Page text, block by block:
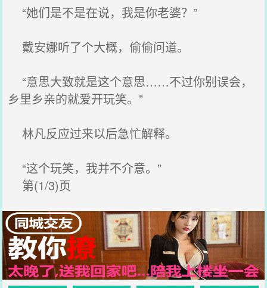
“她们是不是在说，我是你老婆？”
戴安娜听了个大概，偷偷问道。
“意思大致就是这个意思……不过你别误会，
乡里乡亲的就爱开玩笑。”
林凡反应过来以后急忙解释。
“这个玩笑，我并不介意。”
第(1/3)页